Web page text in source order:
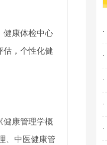
健康体检中心
估，个性化健
健康管理学概
、中医健康管
·
·
·
·
·